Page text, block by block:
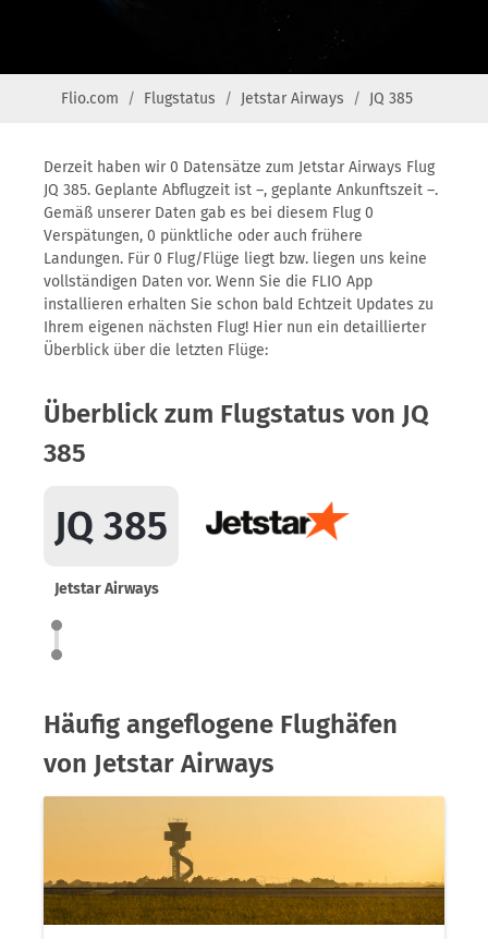
Flio.com Flugstatus Jetstar Airways JQ 385
Derzeit haben wir 0 Datensätze zum Jetstar Airways Flug
JQ 385. Geplante Abflugzeit ist –, geplante Ankunftszeit –.
Gemäß unserer Daten gab es bei diesem Flug 0
Verspätungen, 0 pünktliche oder auch frühere
Landungen. Für 0 Flug/Flüge liegt bzw. liegen uns keine
vollständigen Daten vor. Wenn Sie die FLIO App
installieren erhalten Sie schon bald Echtzeit Updates zu
Ihrem eigenen nächsten Flug! Hier nun ein detaillierter
Überblick über die letzten Flüge:
Überblick zum Flugstatus von JQ
385
JQ 385
Jetstar Airways
Häufig angeflogene Flughäfen
von Jetstar Airways